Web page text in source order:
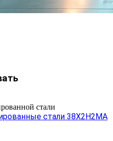
стали
стали 38Х2Н2МА